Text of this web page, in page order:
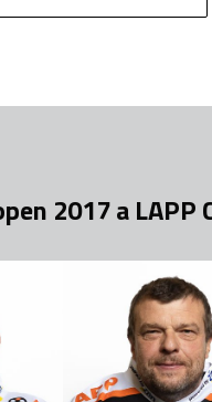
2017 a LAPP